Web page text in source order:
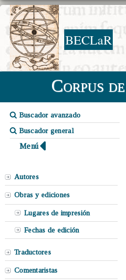
BECLaR
Corpus
Buscador avanzado
Buscador general
Menú
Autores
Obras y ediciones
Lugares de impresión
Fechas de edición
Traductores
Comentaristas